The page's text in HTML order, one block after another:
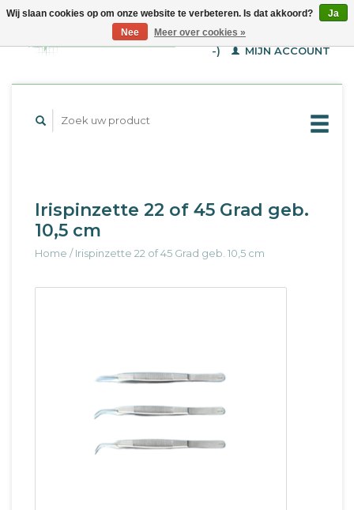
WINKELWAGEN (€--,-
-)
MIJN ACCOUNT
Irispinzette 22 of 45 Grad geb.
10,5 cm
Home /Irispinzette 22 of 45 Grad geb. 10,5 cm
Wij slaan cookies op om onze website te verbeteren. Is dat akkoord?
Ja
Nee
Meer over cookies »